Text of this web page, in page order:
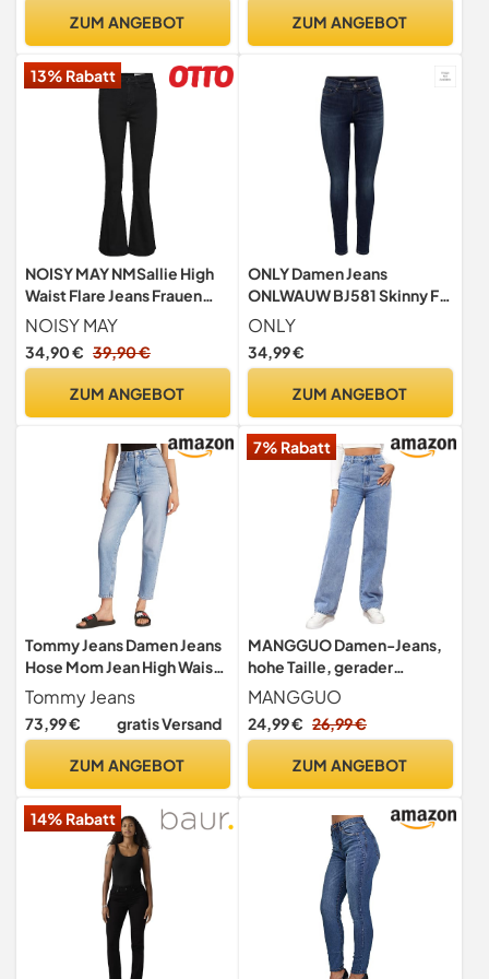
ZUM ANGEBOT ZUM ANGEBOT
13% Rabatt
NOISY MAY NMSallie High
Waist Flare Jeans Frauen
Jeans schwarz W29L30
NOISY MAY
34,90 € 39,90 €
ZUM ANGEBOT
ONLY Damen Jeans
ONLWAUW BJ581 Skinny Fit
- Blau - Dark Blue Denim XS
S M L XL, Größe:XL/32,
Farbvariante:Dark Blue
ONLY
34,99 €
ZUM ANGEBOT
Tommy Jeans Damen Jeans
Hose Mom Jean High Waist,
Blau (Denim Light),
28W/26L
Tommy Jeans
73,99 € gratis Versand
ZUM ANGEBOT
7% Rabatt
MANGGUO Damen-Jeans,
hohe Taille, gerader
Schnitt, gerade, Baggy,
breite Beine,
schlankmachend, mit Allen
Winter, elastisch, klassisch,
MANGGUO
24,99 € 26,99 €
ZUM ANGEBOT
14% Rabatt